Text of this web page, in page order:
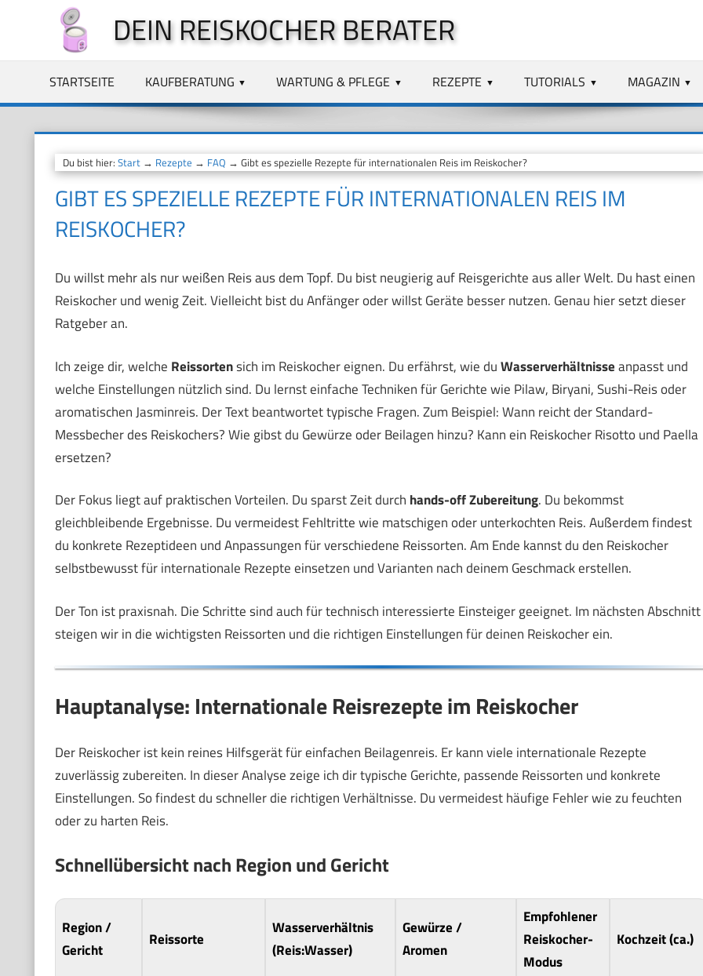
springen
DEIN REISKOCHER BERATER
STARTSEITE KAUFBERATUNG WARTUNG & PFLEGE REZEPTE TUTORIALS MAGAZIN
Du bist hier: Start→ Rezepte → FAQ → Gibt es spezielle Rezepte für internationalen Reis im Reiskocher?
GIBT ES SPEZIELLE REZEPTE FÜR INTERNATIONALEN REIS IM
REISKOCHER?
Du willst mehr als nur weißen Reis aus dem Topf. Du bist neugierig auf Reisgerichte aus aller Welt. Du hast einen
Reiskocher und wenig Zeit. Vielleicht bist du Anfänger oder willst Geräte besser nutzen. Genau hier setzt dieser
Ratgeber an.
Ich zeige dir, welche Reissortensich im Reiskocher eignen. Du erfährst, wie duWasserverhältnisseanpasst und
welche Einstellungen nützlich sind. Du lernst einfache Techniken für Gerichte wie Pilaw, Biryani, Sushi-Reis oder
aromatischen Jasminreis. Der Text beantwortet typische Fragen. Zum Beispiel: Wann reicht der Standard-
Messbecher des Reiskochers? Wie gibst du Gewürze oder Beilagen hinzu? Kann ein Reiskocher Risotto und Paella
ersetzen?
Der Fokus liegt auf praktischen Vorteilen. Du sparst Zeit durch hands-off Zubereitung. Du bekommst
gleichbleibende Ergebnisse. Du vermeidest Fehltritte wie matschigen oder unterkochten Reis. Außerdem findest
du konkrete Rezeptideen und Anpassungen für verschiedene Reissorten. Am Ende kannst du den Reiskocher
selbstbewusst für internationale Rezepte einsetzen und Varianten nach deinem Geschmack erstellen.
Der Ton ist praxisnah. Die Schritte sind auch für technisch interessierte Einsteiger geeignet. Im nächsten Abschnitt
steigen wir in die wichtigsten Reissorten und die richtigen Einstellungen für deinen Reiskocher ein.
Hauptanalyse: Internationale Reisrezepte im Reiskocher
Der Reiskocher ist kein reines Hilfsgerät für einfachen Beilagenreis. Er kann viele internationale Rezepte
zuverlässig zubereiten. In dieser Analyse zeige ich dir typische Gerichte, passende Reissorten und konkrete
Einstellungen. So findest du schneller die richtigen Verhältnisse. Du vermeidest häufige Fehler wie zu feuchten
oder zu harten Reis.
Schnellübersicht nach Region und Gericht
Region /
Gericht
Reissorte
Wasserverhältnis
(Reis:Wasser)
Gewürze /
Aromen
Empfohlener
Reiskocher-
Modus
Kochzeit (ca.)